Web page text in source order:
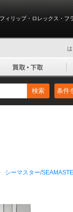
ィリップ・ロレックス・フ
検索 条件
シーマスター/